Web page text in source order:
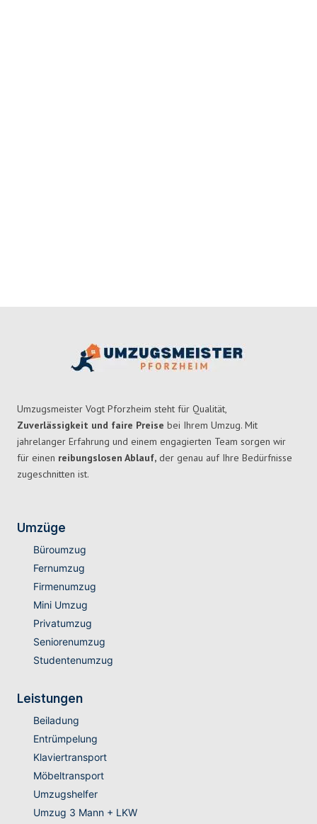
Umzugsmeister Vogt Pforzheim steht für Qualität,
Zuverlässigkeit und faire Preise bei Ihrem Umzug. Mit
jahrelanger Erfahrung und einem engagierten Team sorgen wir
für einen reibungslosen Ablauf, der genau auf Ihre Bedürfnisse
zugeschnitten ist.
Umzüge
Büroumzug
Fernumzug
Firmenumzug
Mini Umzug
Privatumzug
Seniorenumzug
Studentenumzug
Leistungen
Beiladung
Entrümpelung
Klaviertransport
Möbeltransport
Umzugshelfer
Umzug 3 Mann + LKW